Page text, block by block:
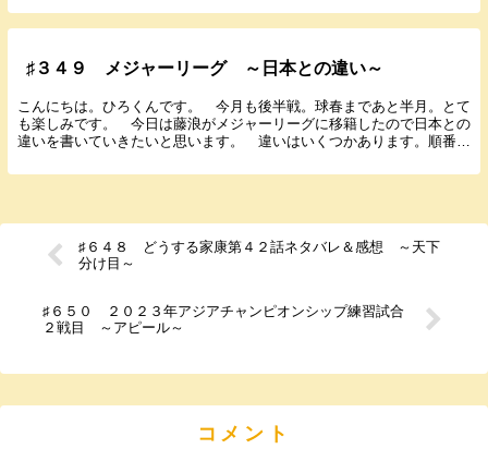
♯３４９ メジャーリーグ ～日本との違い～
こんにちは。ひろくんです。 今月も後半戦。球春まであと半月。とて
も楽しみです。 今日は藤浪がメジャーリーグに移籍したので日本との
違いを書いていきたいと思います。 違いはいくつかあります。順番に
♯６４８ どうする家康第４２話ネタバレ＆感想 ～天下
分け目～
♯６５０ ２０２３年アジアチャンピオンシップ練習試合
２戦目 ～アピール～
コメント